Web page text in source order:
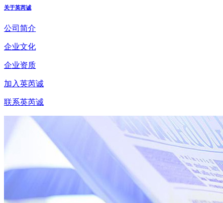
关于英芮诚
公司简介
企业文化
企业资质
加入英芮诚
联系英芮诚